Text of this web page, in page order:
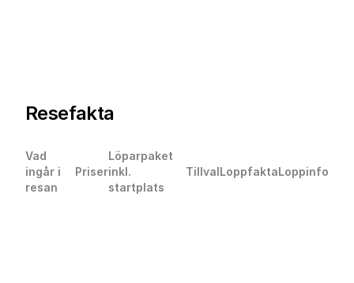
Resefakta
Vad
ingår i
resan
Priser
Löparpaket
inkl.
startplats
TillvalLoppfaktaLoppinfo